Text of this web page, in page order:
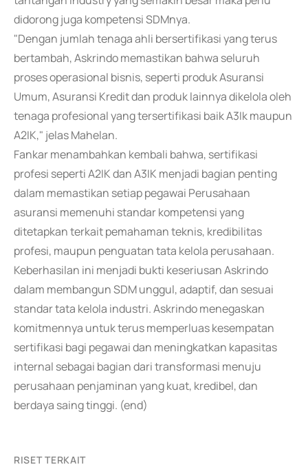
didorong juga kompetensi SDMnya.
"Dengan jumlah tenaga ahli bersertifikasi yang terus
bertambah, Askrindo memastikan bahwa seluruh
proses operasional bisnis, seperti produk Asuransi
Umum, Asuransi Kredit dan produk lainnya dikelola oleh
tenaga profesional yang tersertifikasi baik A3Ik maupun
A2IK," jelas Mahelan.
Fankar menambahkan kembali bahwa, sertifikasi
profesi seperti A2IK dan A3IK menjadi bagian penting
dalam memastikan setiap pegawai Perusahaan
asuransi memenuhi standar kompetensi yang
ditetapkan terkait pemahaman teknis, kredibilitas
profesi, maupun penguatan tata kelola perusahaan.
Keberhasilan ini menjadi bukti keseriusan Askrindo
dalam membangun SDM unggul, adaptif, dan sesuai
standar tata kelola industri. Askrindo menegaskan
komitmennya untuk terus memperluas kesempatan
sertifikasi bagi pegawai dan meningkatkan kapasitas
internal sebagai bagian dari transformasi menuju
perusahaan penjaminan yang kuat, kredibel, dan
berdaya saing tinggi. (end)
RISET TERKAIT